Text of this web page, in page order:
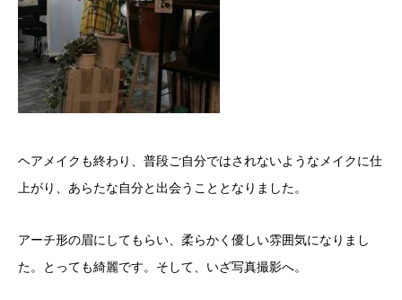
ヘアメイクも終わり、普段ご自分ではされないようなメイクに仕
上がり、あらたな自分と出会うこととなりました。
アーチ形の眉にしてもらい、柔らかく優しい雰囲気になりまし
た。とっても綺麗です。そして、いざ写真撮影へ。